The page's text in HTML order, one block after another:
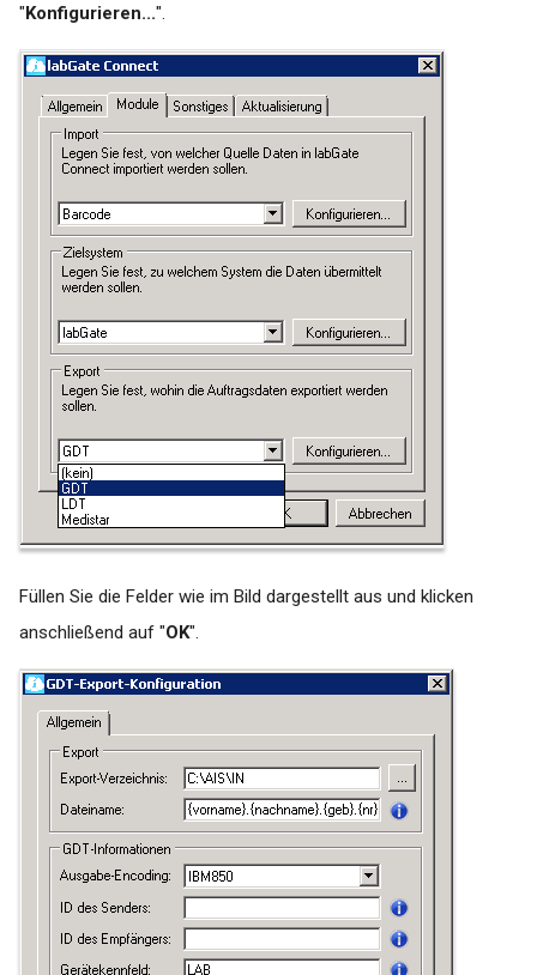
"Konfigurieren...".
Füllen Sie die Felder wie im Bild dargestellt aus und klicken
anschließend auf "OK".